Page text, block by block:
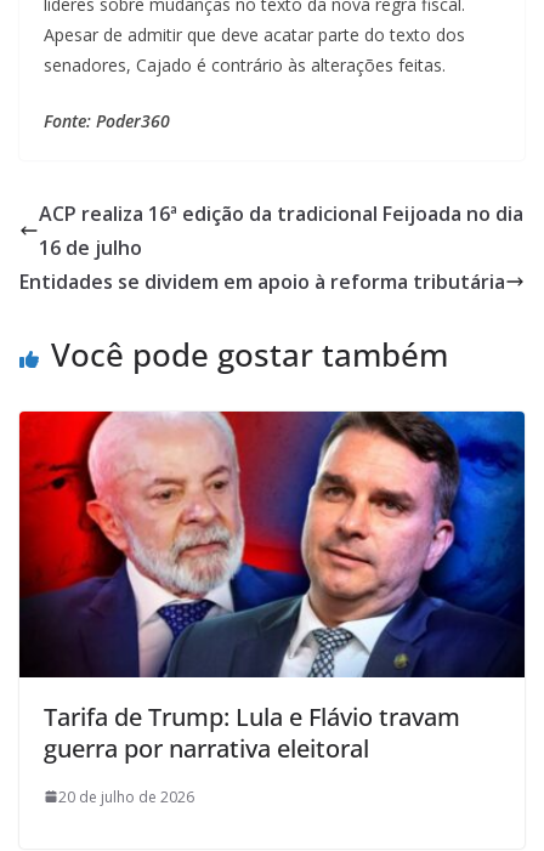
Apesar de admitir que deve acatar parte do texto dos
senadores, Cajado é contrário às alterações feitas.
Fonte: Poder360
ACP realiza 16ª edição da tradicional Feijoada no dia
16 de julho
Entidades se dividem em apoio à reforma tributária
Você pode gostar também
Tarifa de Trump: Lula e Flávio travam
guerra por narrativa eleitoral
20 de julho de 2026